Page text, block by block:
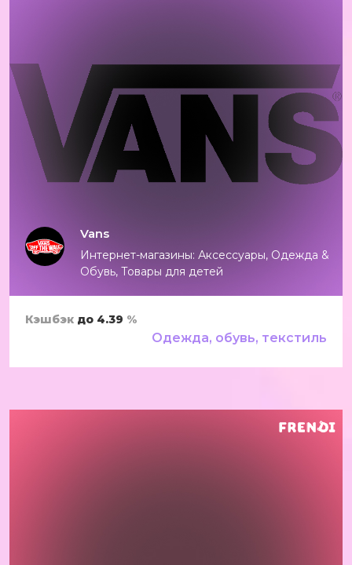
Vans
Интернет-магазины: Аксессуары, Одежда &
Обувь, Товары для детей
Кэшбэк до 4.39 %
Одежда, обувь, текстиль